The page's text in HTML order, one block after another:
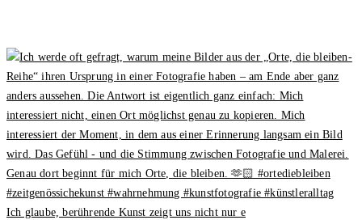
Ich glaube, berührende Kunst zeigt uns nicht nur e